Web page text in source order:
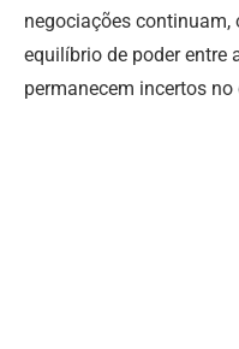
negociações
equilíbrio de poder entre
permanecem incertos